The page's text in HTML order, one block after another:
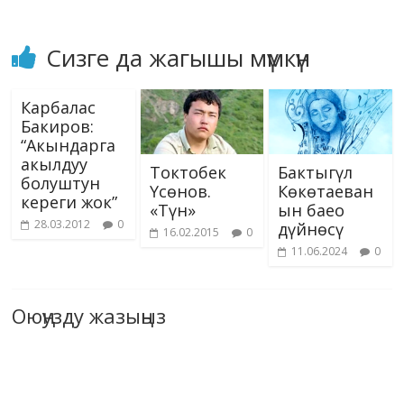
Сизге да жагышы мүмкүн
Карбалас
Бакиров:
“Акындарга
акылдуу
болуштун
кереги жок”
28.03.2012 0
Токтобек
Үсөнов.
«Түн»
16.02.2015 0
Бактыгүл
Көкөтаеван
ын баео
дүйнөсү
11.06.2024 0
Оюңузду жазыңыз